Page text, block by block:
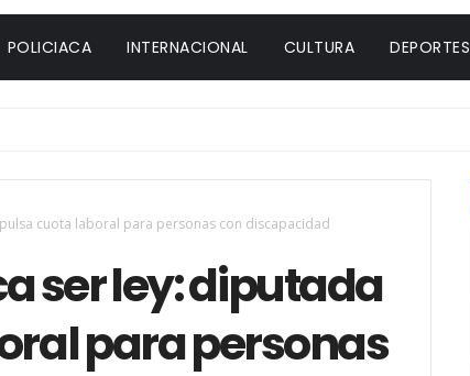
POLICIACA INTERNACIONAL CULTURA DEPORTES
cuota laboral para personas con discapacidad
ser ley: diputada
para personas